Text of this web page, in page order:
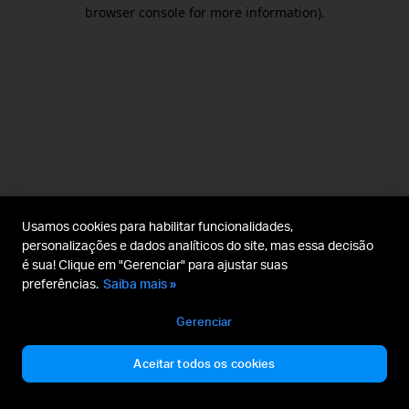
browser console for more information).
Usamos cookies para habilitar funcionalidades,
personalizações e dados analíticos do site, mas essa decisão
é sua! Clique em "Gerenciar" para ajustar suas
preferências. Saiba mais »
Gerenciar
Aceitar todos os cookies